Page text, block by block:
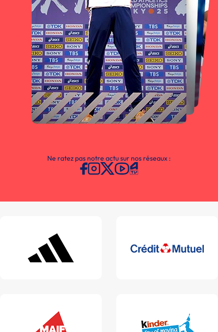
Ne ratez pas notre actu sur nos réseaux :